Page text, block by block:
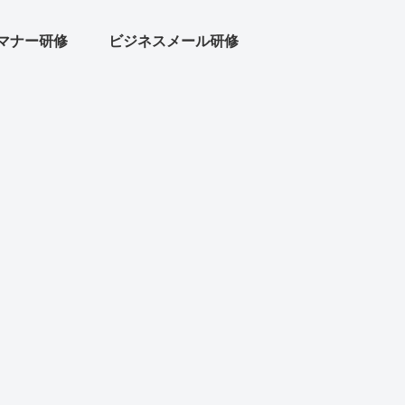
ナー研修 ビジネスメール研修